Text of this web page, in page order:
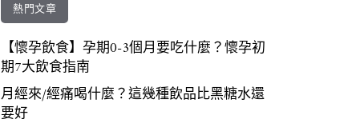
熱門文章
【懷孕飲食】孕期0-3個月要吃什麼？懷孕初
期7大飲食指南
月經來/經痛喝什麼？這幾種飲品比黑糖水還
要好